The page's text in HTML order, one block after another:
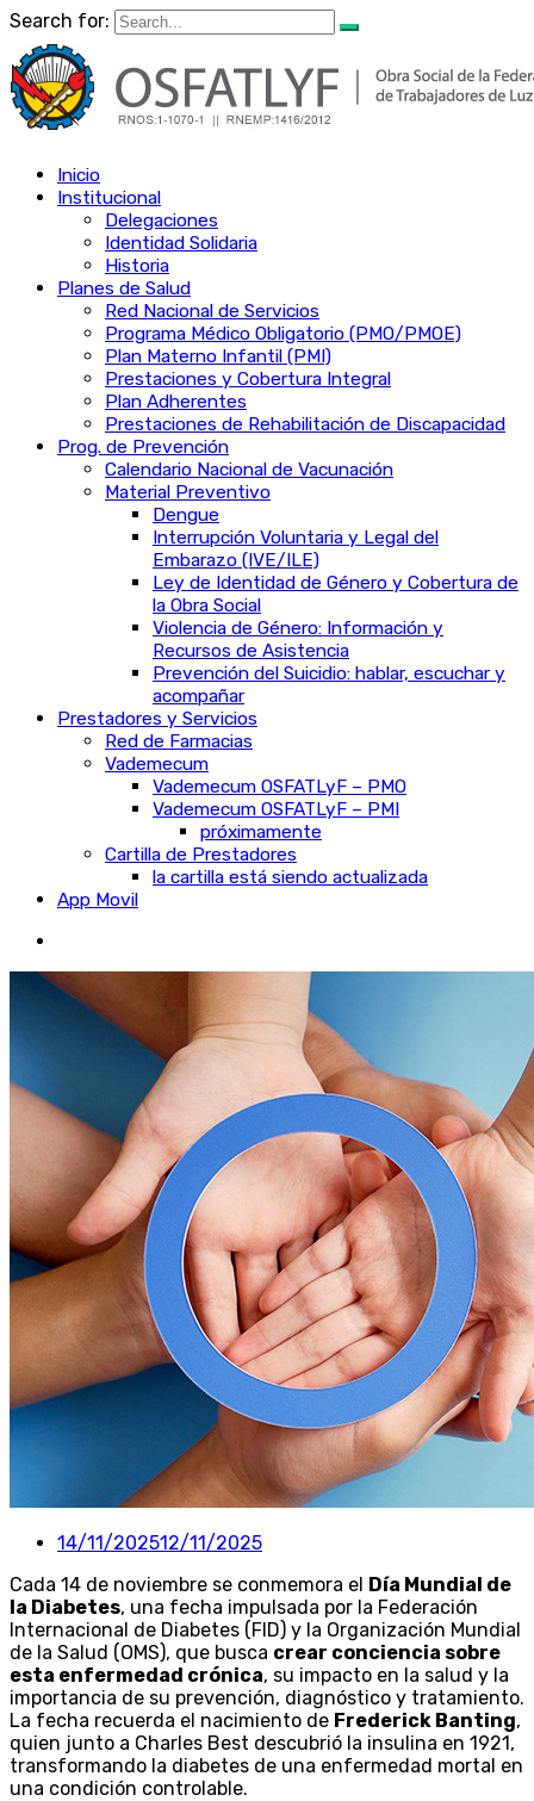
Search for:
Inicio
Institucional
Delegaciones
Identidad Solidaria
Historia
Planes de Salud
Red Nacional de Servicios
Programa Médico Obligatorio (PMO/PMOE)
Plan Materno Infantil (PMI)
Prestaciones y Cobertura Integral
Plan Adherentes
Prestaciones de Rehabilitación de Discapacidad
Prog. de Prevención
Calendario Nacional de Vacunación
Material Preventivo
Dengue
Interrupción Voluntaria y Legal del
Embarazo (IVE/ILE)
Ley de Identidad de Género y Cobertura de
la Obra Social
Violencia de Género: Información y
Recursos de Asistencia
Prevención del Suicidio: hablar, escuchar y
acompañar
Prestadores y Servicios
Red de Farmacias
Vademecum
Vademecum OSFATLyF – PMO
Vademecum OSFATLyF – PMI
próximamente
Cartilla de Prestadores
la cartilla está siendo actualizada
App Movil
14/11/202512/11/2025
Cada 14 de noviembre se conmemora el Día Mundial de
la Diabetes, una fecha impulsada por la Federación
Internacional de Diabetes (FID) y la Organización Mundial
de la Salud (OMS), que busca crear conciencia sobre
esta enfermedad crónica, su impacto en la salud y la
importancia de su prevención, diagnóstico y tratamiento.
La fecha recuerda el nacimiento de Frederick Banting,
quien junto a Charles Best descubrió la insulina en 1921,
transformando la diabetes de una enfermedad mortal en
una condición controlable.